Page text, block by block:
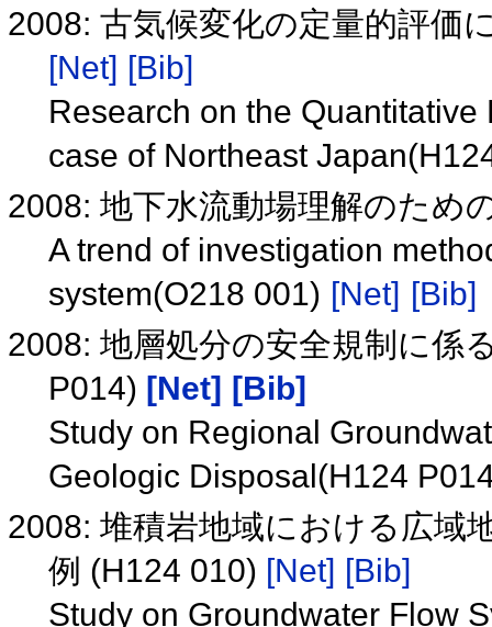
2008: 古気候変化の定量的評価
[Net] [Bib]
Research on the
case of Northeast
2008: 地下水流動場理解のため
A trend of investigation
system(O218 001) [Net] [Bib]
2008: 地層処分の安全規制に係
P014) [Net] [Bib]
Study on Regional
Geologic Disposal(H124
2008: 堆積岩地域における広域
例 (H124 010) [Net] [Bib]
Study on Groundwater Flow